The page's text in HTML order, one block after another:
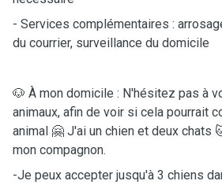
- Services complémentaires :
du courrier, surveillance du domicile
🐶 À mon domicile : N'hésitez pas à
animaux, afin de voir si cela pourrait
animal 🤗 J'ai un chien et deux chats
mon compagnon.
-Je peux accepter jusqu'à 3 chiens